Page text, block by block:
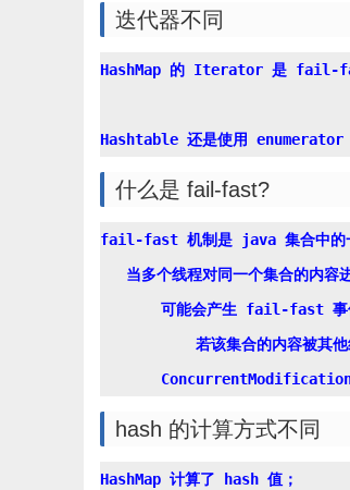
迭代器不同
HashMap 的 Iterator 是 fail-
什么是 fail-fast?
fail-fast 机制是 java 集合中的一
当多个线程对同一个集合的内容
可能会产生 fail-fast 事
hash 的计算方式不同
HashMap 计算了 hash 值；